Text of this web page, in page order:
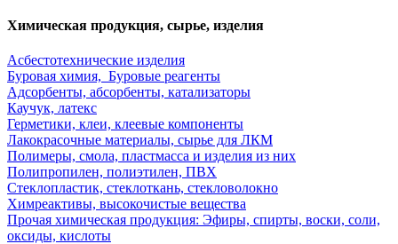
Химическая продукция, сырье, изделия
Асбестотехнические изделия
Буровая химия, Буровые реагенты
Адсорбенты, абсорбенты, катализаторы
Каучук, латекс
Герметики, клеи, клеевые компоненты
Лакокрасочные материалы, сырье для ЛКМ
Полимеры, смола, пластмасса и изделия из них
Полипропилен, полиэтилен, ПВХ
Стеклопластик, стеклоткань, стекловолокно
Химреактивы, высокочистые вещества
Прочая химическая продукция: Эфиры, спирты, воски, соли,
оксиды, кислоты